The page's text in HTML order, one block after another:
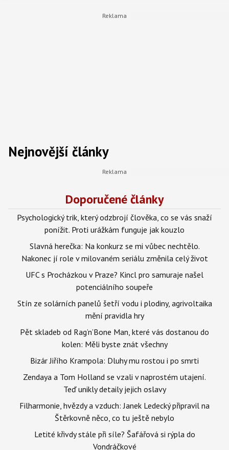
Nejnovější články
Doporučené články
Psychologický trik, který odzbrojí člověka, co se vás snaží
ponížit. Proti urážkám funguje jak kouzlo
Slavná herečka: Na konkurz se mi vůbec nechtělo.
Nakonec jí role v milovaném seriálu změnila celý život
UFC s Procházkou v Praze? Kincl pro samuraje našel
potenciálního soupeře
Stín ze solárních panelů šetří vodu i plodiny, agrivoltaika
mění pravidla hry
Pět skladeb od Rag’n’Bone Man, které vás dostanou do
kolen: Měli byste znát všechny
Bizár Jiřího Krampola: Dluhy mu rostou i po smrti
Zendaya a Tom Holland se vzali v naprostém utajení.
Teď unikly detaily jejich oslavy
Filharmonie, hvězdy a vzduch: Janek Ledecký připravil na
Štěrkovně něco, co tu ještě nebylo
Letité křivdy stále při síle? Šafářová si rýpla do
Vondráčkové